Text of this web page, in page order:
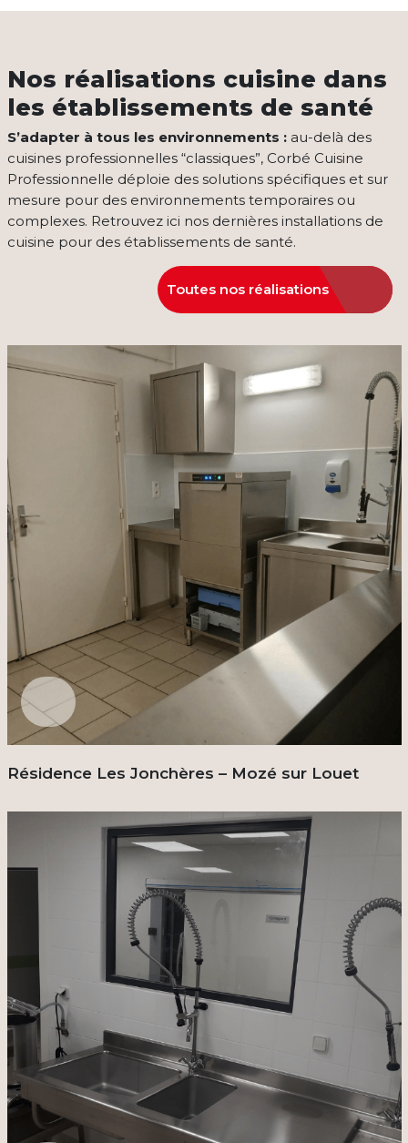
Nos réalisations cuisine dans
les établissements de santé
S’adapter à tous les environnements : au-delà des
cuisines professionnelles “classiques”, Corbé Cuisine
Professionnelle déploie des solutions spécifiques et sur
mesure pour des environnements temporaires ou
complexes. Retrouvez ici nos dernières installations de
cuisine pour des établissements de santé.
Toutes nos réalisations
Résidence Les Jonchères – Mozé sur Louet